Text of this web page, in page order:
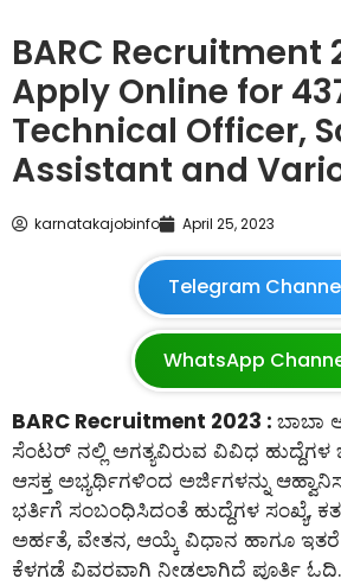
BARC Recruitment
Apply Online for
Technical Officer,
Assistant and
karnatakajobinfo April 25, 2023
Telegram
WhatsApp
BARC Recruitment 2023 :
ಸೆಂಟರ್ ನಲ್ಲಿ ಅಗತ್ಯವಿರುವ ವಿವಿಧ
ಆಸಕ್ತ ಅಭ್ಯರ್ಥಿಗಳಿಂದ ಅರ್ಜಿಗಳನ್ನು
ಭರ್ತಿಗೆ ಸಂಬಂಧಿಸಿದಂತೆ ಹುದ್ದೆಗಳ ಸಂಖ್ಯೆ,
ಅರ್ಹತೆ, ವೇತನ, ಆಯ್ಕೆ ವಿಧಾನ ಹಾಗೂ
ಕೆಳಗಡೆ ವಿವರವಾಗಿ ನೀಡಲಾಗಿದೆ ಪೂರ್ತಿ ಓದಿ.